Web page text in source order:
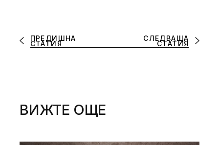
ПРЕДИШНА
СТАТИЯ
СЛЕДВАЩА
СТАТИЯ
ВИЖТЕ ОЩЕ